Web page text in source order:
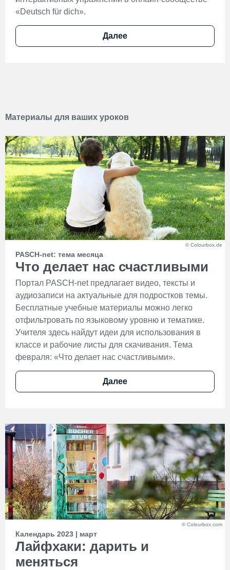
«Deutsch für dich».
Далее
Материалы для ваших уроков
© Colourbox.de
PASCH-net: тема месяца
Что делает нас счастливыми
Портал PASCH-net предлагает видео, тексты и
аудиозаписи на актуальные для подростков темы.
Бесплатные учебные материалы можно легко
отфильтровать по языковому уровню и тематике.
Учителя здесь найдут идеи для использования в
классе и рабочие листы для скачивания. Тема
февраля: «Что делает нас счастливыми».
Далее
© Colourbox.com
Календарь 2023 | март
Лайфхаки: дарить и
меняться